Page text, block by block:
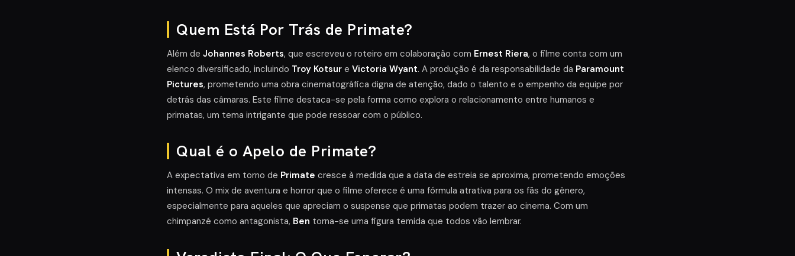
Quem Está Por Trás de Primate?
Além de Johannes Roberts, que escreveu o roteiro em colaboração com Ernest Riera, o filme conta com um
elenco diversificado, incluindo Troy Kotsur e Victoria Wyant. A produção é da responsabilidade da Paramount
Pictures, prometendo uma obra cinematográfica digna de atenção, dado o talento e o empenho da equipe por
detrás das câmaras. Este filme destaca-se pela forma como explora o relacionamento entre humanos e
primatas, um tema intrigante que pode ressoar com o público.
Qual é o Apelo de Primate?
A expectativa em torno de Primate cresce à medida que a data de estreia se aproxima, prometendo emoções
intensas. O mix de aventura e horror que o filme oferece é uma fórmula atrativa para os fãs do gênero,
especialmente para aqueles que apreciam o suspense que primatas podem trazer ao cinema. Com um
chimpanzé como antagonista, Ben torna-se uma figura temida que todos vão lembrar.